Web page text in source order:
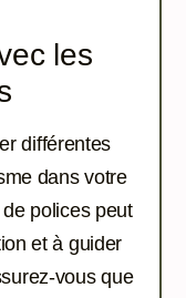
les
différentes
dans votre
polices peut
et à guider
vous que